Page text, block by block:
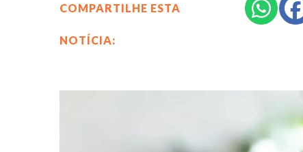
COMPARTILHE ESTA
NOTÍCIA: